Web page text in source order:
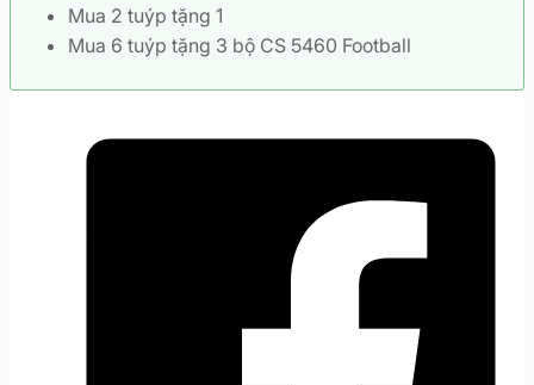
Mua 2 tuýp tặng 1
Mua 6 tuýp tặng 3 bộ CS 5460 Football